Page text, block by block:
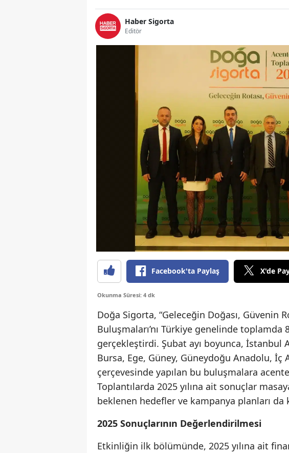
Haber Sigorta
Editör
Facebook'ta Paylaş X'de
Okunma Süresi: 4 dk
Doğa Sigorta, “Geleceğin Doğası, Güvenin
Buluşmaları’nı Türkiye genelinde
gerçekleştirdi. Şubat ayı boyunca, İstanbul
Bursa, Ege, Güney, Güneydoğu Anadolu,
çerçevesinde yapılan bu buluşmalara
Toplantılarda 2025 yılına ait sonuçlar
beklenen hedefler ve kampanya planları da
2025 Sonuçlarının Değerlendirilmesi
Etkinliğin ilk bölümünde, 2025 yılına ait